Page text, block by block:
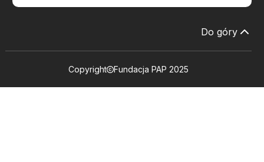
Do góry
Copyright Fundacja PAP 2025